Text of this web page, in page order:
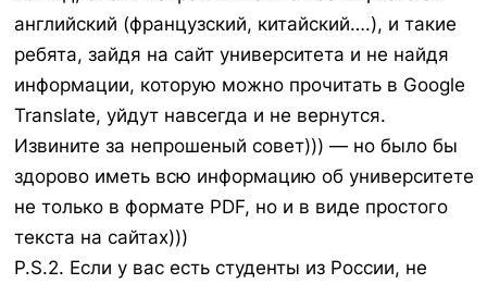
английский (французский, китайский….), и такие
ребята, зайдя на сайт университета и не найдя
информации, которую можно прочитать в Google
Translate, уйдут навсегда и не вернутся.
Извините за непрошеный совет))) — но было бы
здорово иметь всю информацию об университете
не только в формате PDF, но и в виде простого
текста на сайтах)))
P.S.2. Если у вас есть студенты из России, не